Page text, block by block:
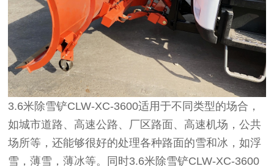
3.6米除雪铲CLW-XC-3600适用于不同类型的场合，
如城市道路、高速公路、厂区路面、高速机场，公共
场所等，还能够很好的处理各种路面的雪和冰，如浮
雪，薄雪，薄冰等。同时3.6米除雪铲CLW-XC-3600